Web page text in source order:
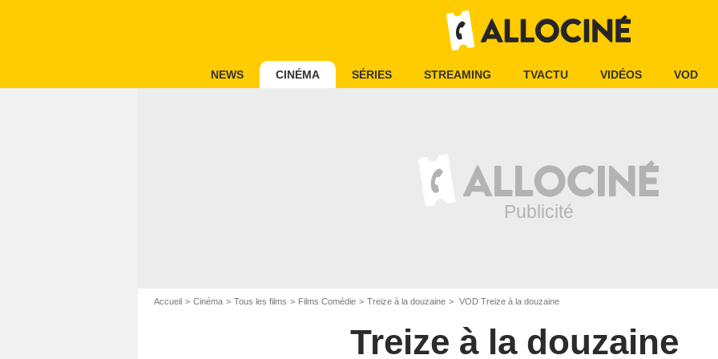
NEWS CINÉMA SÉRIES STREAMING TVACTU VIDÉOS VOD
Accueil Cinéma Tous les films Films Comédie Treize à la douzaine VOD Treize à la douzaine
Treize à la douzaine